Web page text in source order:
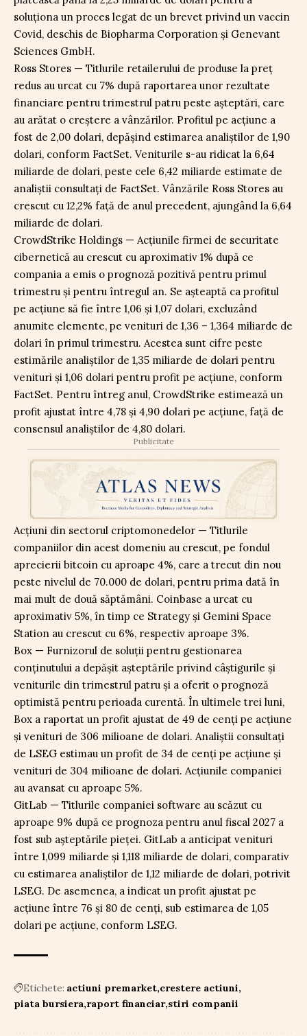
soluționa un proces legat de un brevet privind un vaccin
Covid, deschis de Biopharma Corporation și Genevant
Sciences GmbH.
Ross Stores — Titlurile retailerului de produse la preț
redus au urcat cu 7% după raportarea unor rezultate
financiare pentru trimestrul patru peste așteptări, care
au arătat o creștere a vânzărilor. Profitul pe acțiune a
fost de 2,00 dolari, depășind estimarea analiștilor de 1,90
dolari, conform FactSet. Veniturile s-au ridicat la 6,64
miliarde de dolari, peste cele 6,42 miliarde estimate de
analiștii consultați de FactSet. Vânzările Ross Stores au
crescut cu 12,2% față de anul precedent, ajungând la 6,64
miliarde de dolari.
CrowdStrike Holdings — Acțiunile firmei de securitate
cibernetică au crescut cu aproximativ 1% după ce
compania a emis o prognoză pozitivă pentru primul
trimestru și pentru întregul an. Se așteaptă ca profitul
pe acțiune să fie între 1,06 și 1,07 dolari, excluzând
anumite elemente, pe venituri de 1,36 – 1,364 miliarde de
dolari în primul trimestru. Acestea sunt cifre peste
estimările analiștilor de 1,35 miliarde de dolari pentru
venituri și 1,06 dolari pentru profit pe acțiune, conform
FactSet. Pentru întreg anul, CrowdStrike estimează un
profit ajustat între 4,78 și 4,90 dolari pe acțiune, față de
consensul analiștilor de 4,80 dolari.
Publicitate
Acțiuni din sectorul criptomonedelor — Titlurile
companiilor din acest domeniu au crescut, pe fondul
aprecierii bitcoin cu aproape 4%, care a trecut din nou
peste nivelul de 70.000 de dolari, pentru prima dată în
mai mult de două săptămâni. Coinbase a urcat cu
aproximativ 5%, în timp ce Strategy și Gemini Space
Station au crescut cu 6%, respectiv aproape 3%.
Box — Furnizorul de soluții pentru gestionarea
conținutului a depășit așteptările privind câștigurile și
veniturile din trimestrul patru și a oferit o prognoză
optimistă pentru perioada curentă. În ultimele trei luni,
Box a raportat un profit ajustat de 49 de cenți pe acțiune
și venituri de 306 milioane de dolari. Analiștii consultați
de LSEG estimau un profit de 34 de cenți pe acțiune și
venituri de 304 milioane de dolari. Acțiunile companiei
au avansat cu aproape 5%.
GitLab — Titlurile companiei software au scăzut cu
aproape 9% după ce prognoza pentru anul fiscal 2027 a
fost sub așteptările pieței. GitLab a anticipat venituri
între 1,099 miliarde și 1,118 miliarde de dolari, comparativ
cu estimarea analiștilor de 1,12 miliarde de dolari, potrivit
LSEG. De asemenea, a indicat un profit ajustat pe
acțiune între 76 și 80 de cenți, sub estimarea de 1,05
dolari pe acțiune, conform LSEG.
Etichete: actiuni premarket crestere actiuni
piata bursiera raport financiar stiri companii